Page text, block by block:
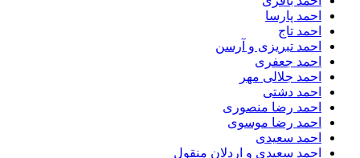
احمد پارسا
احمد تاج
احمد تبریزی و آرسن
احمد جعفری
احمد جلالی مهر
احمد دشتی
احمد رضا منصوری
احمد رضا موسوی
احمد سعیدی
احمد سعیدی و اردلان منقول